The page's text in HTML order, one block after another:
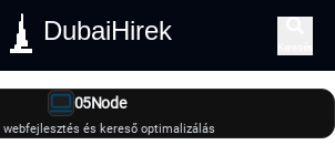
DubaiHirek
05Node
webfejlesztés és kereső optimalizálás